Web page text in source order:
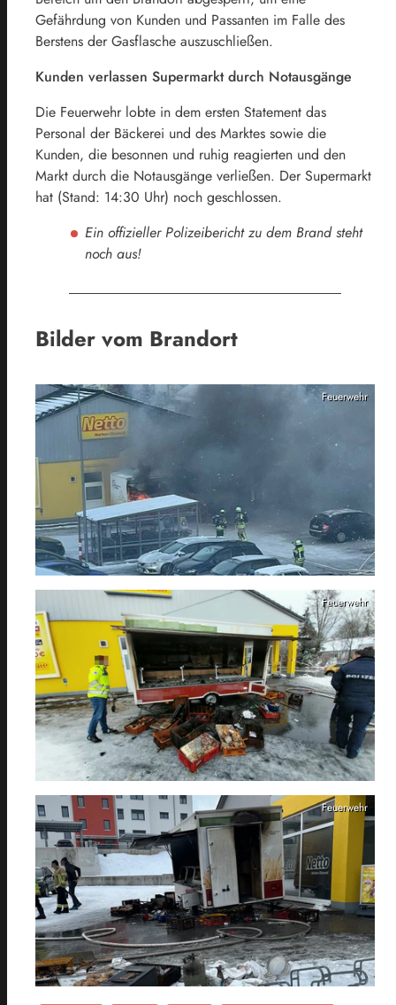
Gefährdung von Kunden und Passanten im Falle des
Berstens der Gasflasche auszuschließen.
Kunden verlassen Supermarkt durch Notausgänge
Die Feuerwehr lobte in dem ersten Statement das
Personal der Bäckerei und des Marktes sowie die
Kunden, die besonnen und ruhig reagierten und den
Markt durch die Notausgänge verließen. Der Supermarkt
hat (Stand: 14:30 Uhr) noch geschlossen.
Ein offizieller Polizeibericht zu dem Brand steht
noch aus!
Bilder vom Brandort
Feuerwehr
Feuerwehr
Feuerwehr